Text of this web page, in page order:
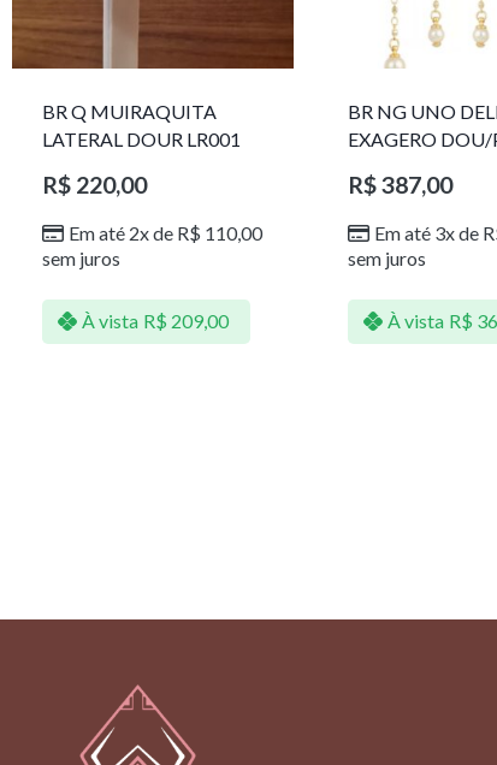
BR Q MUIRAQUITA
LATERAL DOUR LR001
R$220,00
Em até 2x de R$ 110,00
sem juros
À vista R$ 209,00
BR NG UNO
EXAGERO DOU/
R$387,00
Em até 3x de
sem juros
À vista R$